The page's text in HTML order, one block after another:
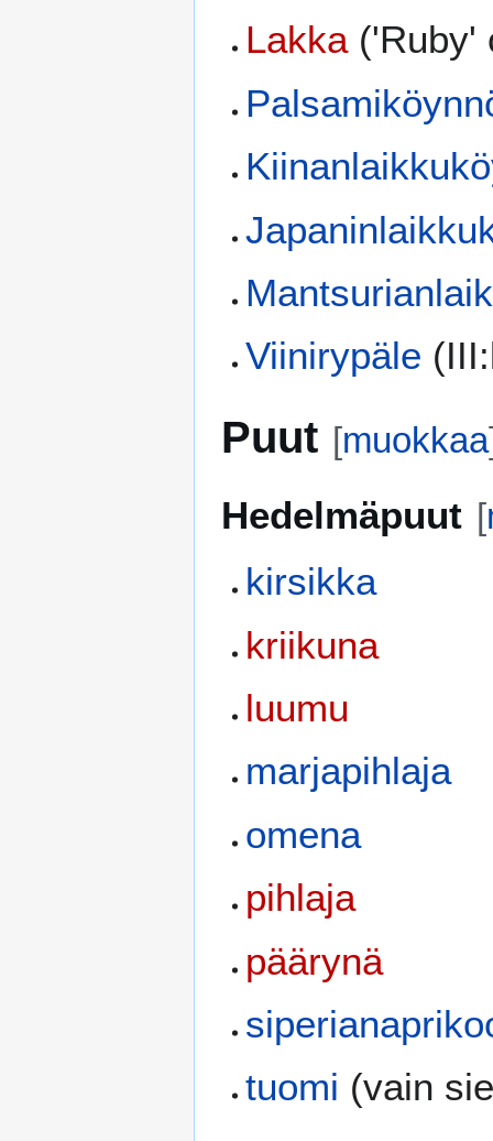
Lakka('Ruby'
Viinirypäle
Puut [muokkaa
Hedelmäpuut [
kirsikka
kriikuna
luumu
marjapihlaja
omena
pihlaja
päärynä
tuomi (vain